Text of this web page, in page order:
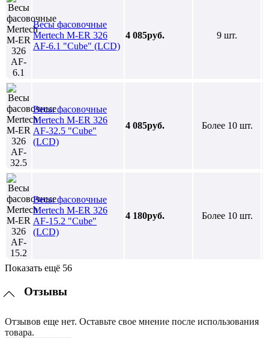
Весы фасовочные
Mertech M-ER 326
AF-6.1 "Cube" (LCD)
4 085руб. 9 шт.
Весы фасовочные
Mertech M-ER 326
AF-32.5 "Cube"
(LCD)
4 085руб. Более 10 шт.
Весы фасовочные
Mertech M-ER 326
AF-15.2 "Cube"
(LCD)
4 180руб. Более 10 шт.
Показать ещё 56
Отзывы
Отзывов еще нет. Оставьте свое мнение после использования
товара.